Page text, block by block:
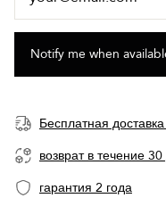
Бесплатная
возврат в течение
гарантия 2 года